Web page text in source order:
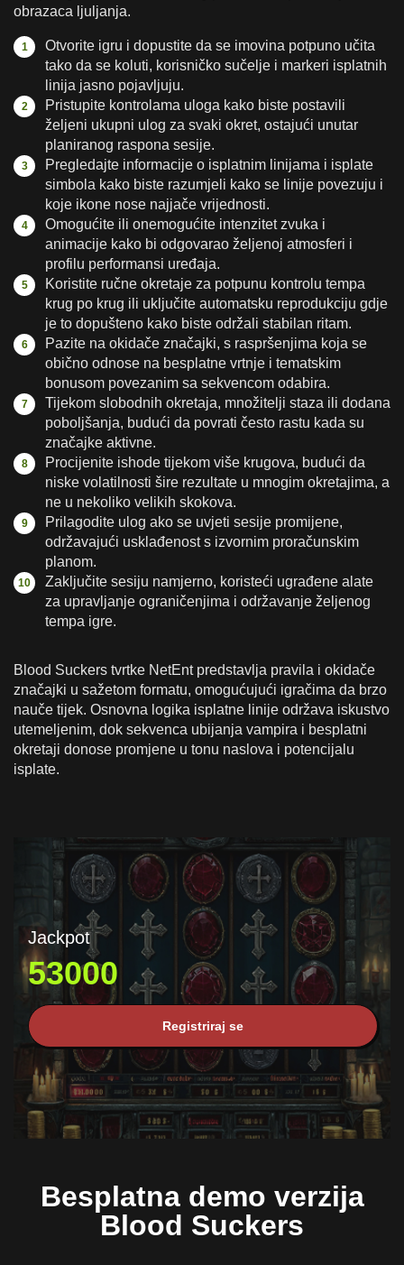
obrazaca ljuljanja.
Otvorite igru i dopustite da se imovina potpuno učita
tako da se koluti, korisničko sučelje i markeri isplatnih
linija jasno pojavljuju.
Pristupite kontrolama uloga kako biste postavili
željeni ukupni ulog za svaki okret, ostajući unutar
planiranog raspona sesije.
Pregledajte informacije o isplatnim linijama i isplate
simbola kako biste razumjeli kako se linije povezuju i
koje ikone nose najjače vrijednosti.
Omogućite ili onemogućite intenzitet zvuka i
animacije kako bi odgovarao željenoj atmosferi i
profilu performansi uređaja.
Koristite ručne okretaje za potpunu kontrolu tempa
krug po krug ili uključite automatsku reprodukciju gdje
je to dopušteno kako biste održali stabilan ritam.
Pazite na okidače značajki, s raspršenjima koja se
obično odnose na besplatne vrtnje i tematskim
bonusom povezanim sa sekvencom odabira.
Tijekom slobodnih okretaja, množitelji staza ili dodana
poboljšanja, budući da povrati često rastu kada su
značajke aktivne.
Procijenite ishode tijekom više krugova, budući da
niske volatilnosti šire rezultate u mnogim okretajima, a
ne u nekoliko velikih skokova.
Prilagodite ulog ako se uvjeti sesije promijene,
održavajući usklađenost s izvornim proračunskim
planom.
Zaključite sesiju namjerno, koristeći ugrađene alate
za upravljanje ograničenjima i održavanje željenog
tempa igre.
Blood Suckers tvrtke NetEnt predstavlja pravila i okidače
značajki u sažetom formatu, omogućujući igračima da brzo
nauče tijek. Osnovna logika isplatne linije održava iskustvo
utemeljenim, dok sekvenca ubijanja vampira i besplatni
okretaji donose promjene u tonu naslova i potencijalu
isplate.
Jackpot
53000
Registriraj se
Besplatna demo verzija
Blood Suckers